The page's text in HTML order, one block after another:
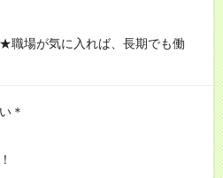
場が気に入れば、長期でも働
＊